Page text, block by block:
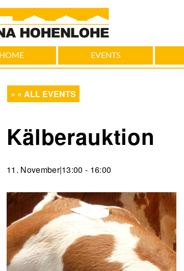
HOME EVENTS
« ALL EVENTS
Kälberauktion
11. November|13:00 - 16:00